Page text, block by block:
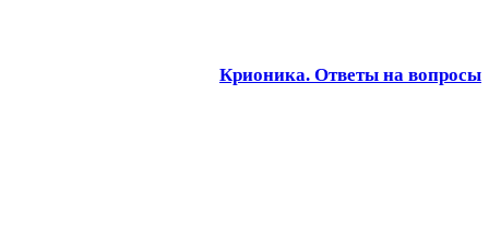
Крионика. Ответы на вопросы